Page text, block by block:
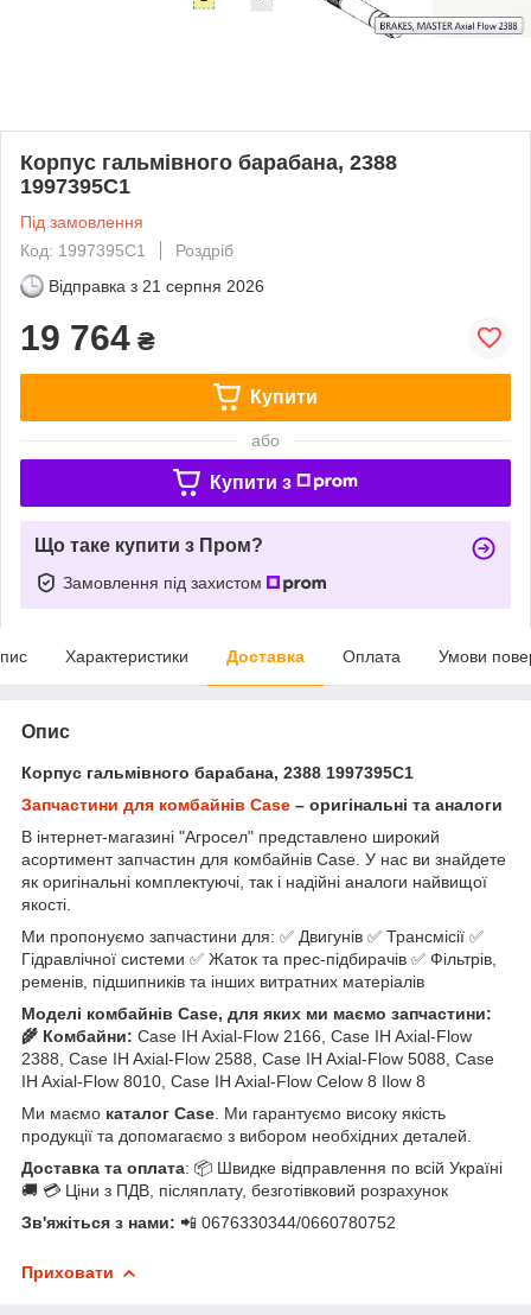
Корпус гальмівного барабана, 2388
1997395C1
Під замовлення
Код: 1997395C1
Роздріб
Відправка з 21 серпня 2026
19 764 ₴
Купити
або
Купити з
Що таке купити з Пром?
Замовлення під захистом
Характеристики Доставка Оплата Умови
Опис
Корпус гальмівного барабана, 2388 1997395C1
Запчастини для комбайнів Case – оригінальні та аналоги
В інтернет-магазині "Агросел" представлено широкий
асортимент запчастин для комбайнів Case. У нас ви знайдете
як оригінальні комплектуючі, так і надійні аналоги найвищої
якості.
Ми пропонуємо запчастини для: ✅ Двигунів ✅ Трансмісії ✅
Гідравлічної системи ✅ Жаток та прес-підбирачів ✅ Фільтрів,
ременів, підшипників та інших витратних матеріалів
Моделі комбайнів Case, для яких ми маємо запчастини:
🌾 Комбайни: Case IH Axial-Flow 2166, Case IH Axial-Flow
2388, Case IH Axial-Flow 2588, Case IH Axial-Flow 5088, Case
IH Axial-Flow 8010, Case IH Axial-Flow Celow 8 Ilow 8
Ми маємо каталог Case . Ми гарантуємо високу якість
продукції та допомагаємо з вибором необхідних деталей.
Доставка та оплата: 📦 Швидке відправлення по всій Україні
🚚 💳 Ціни з ПДВ, післяплату, безготівковий розрахунок
Зв'яжіться з нами: 📲 0676330344/0660780752
Приховати